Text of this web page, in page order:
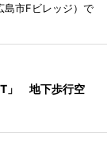
島市Fビレッジ）で
」 地下歩行空